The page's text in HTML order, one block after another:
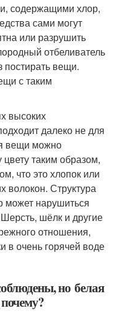
содержащими хлор,
сами могут
или разрушить
отбеливатель
постирать вещи.
с таким
высоких
далеко не для
вещи можно
таким образом,
что это хлопок или
волокон. Структура
может нарушиться
шёлк и другие
отношения,
в очень горячей воде
но белая